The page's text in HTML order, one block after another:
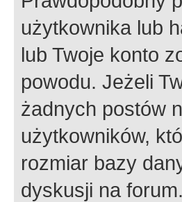
użytkownika lub
lub Twoje konto
powodu. Jeżeli
żadnych postów
użytkowników,
rozmiar bazy
dyskusji na forum.